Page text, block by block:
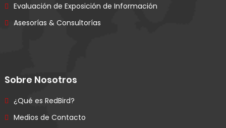
Evaluación de Exposición de Información
Asesorías & Consultorías
Sobre Nosotros
¿Qué es RedBird?
Medios de Contacto